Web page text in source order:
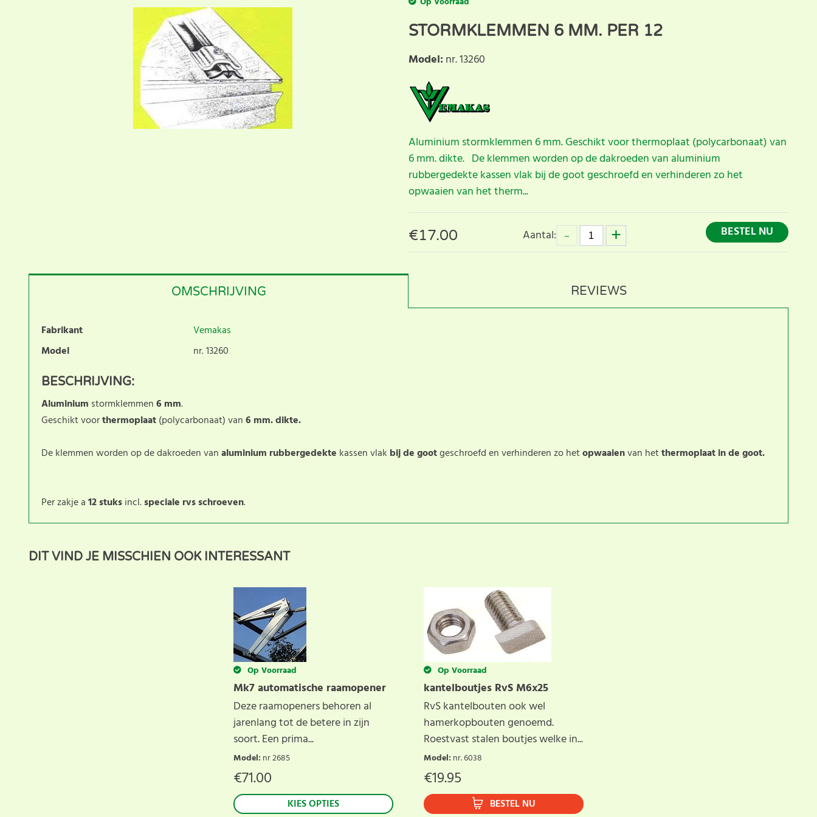
STORMKLEMMEN 6 MM. PER 12
Model: nr. 13260
Aluminium stormklemmen 6 mm. Geschikt voor thermoplaat (polycarbonaat) van
6 mm. dikte. De klemmen worden op de dakroeden van aluminium
rubbergedekte kassen vlak bij de goot geschroefd en verhinderen zo het
opwaaien van het therm...
€17.00 Aantal: BESTEL NU
OMSCHRIJVING REVIEWS
Fabrikant
Vemakas
Model
nr. 13260
BESCHRIJVING:
Aluminium stormklemmen6 mm.
Geschikt voorthermoplaat(polycarbonaat) van6 mm. dikte.
De klemmen worden op de dakroeden vanaluminium rubbergedekte kassen vlak bij de gootgeschroefd en verhinderen zo hetopwaaienvan hetthermoplaat in de goot.
Per zakje a12 stuksincl.speciale rvs schroeven.
Dit product heeft nog geen klantbeoordeling. U helpt anderen met hun keuze door uw ervaring te delen. Schrijf als eerste een
beoordeling voor dit product.
DIT VIND JE MISSCHIEN OOK INTERESSANT
Op Voorraad
Mk7 automatische raamopener
Deze raamopeners behoren al
jarenlang tot de betere in zijn
soort. Een prima...
Model: nr 2685
€71.00
KIES OPTIES
Op Voorraad
kantelboutjes RvS M6x25
RvS kantelbouten ook wel
hamerkopbouten genoemd.
Roestvast stalen boutjes welke in...
Model: nr. 6038
€19.95
BESTEL NU